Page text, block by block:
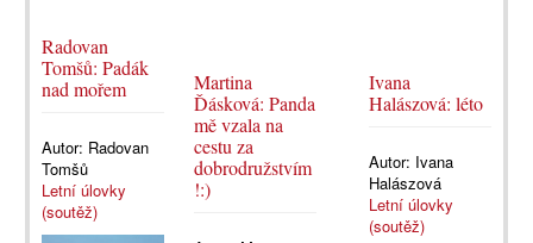
Radovan
Tomšů: Padák
nad mořem
Autor: Radovan
Tomšů
Letní úlovky
(soutěž)
Martina
Ďásková: Panda
mě vzala na
cestu za
dobrodružstvím
!:)
Ivana
Halászová: léto
Autor: Ivana
Halászová
Letní úlovky
(soutěž)